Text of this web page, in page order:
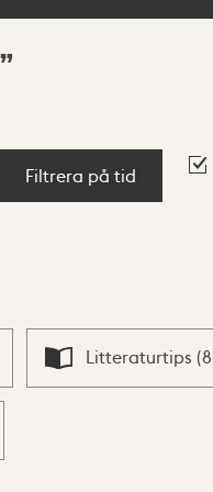
Filtrera på tid
Litteraturtips (8